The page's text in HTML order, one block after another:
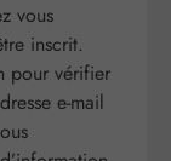
vous
inscrit.
pour vérifier
e-mail